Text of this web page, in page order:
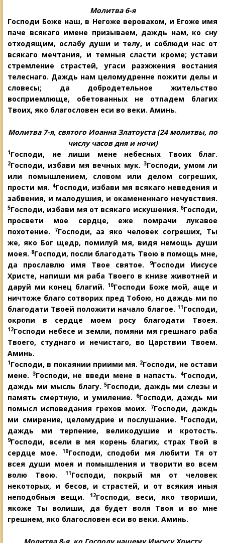
Молитва 6-я
Господи Боже наш, в Негоже веровахом, и Егоже имя
паче всякаго имене призываем, даждь нам, ко сну
отходящим, ослабу души и телу, и соблюди нас от
всякаго мечтания, и темныя сласти кроме; устави
стремление страстей, угаси разжжения востания
телеснаго. Даждь нам целомудренне пожити делы и
словесы; да добродетельное жительство
восприемлюще, обетованных не отпадем благих
Твоих, яко благословен еси во веки. Аминь.
Молитва 7-я, святого Иоанна Златоуста (24 молитвы, по
числу часов дня и ночи)
1Господи, не лиши мене небесных Твоих благ.
2Господи, избави мя вечных мук.3Господи, умом ли
или помышлением, словом или делом согреших,
прости мя. 4Господи, избави мя всякаго неведения и
забвения, и малодушия, и окамененнаго нечувствия.
5Господи, избави мя от всякаго искушения. 6Господи,
просвети мое сердце, еже помрачи лукавое
похотение.
7Господи, аз яко человек согреших, Ты
же, яко Бог щедр, помилуй мя, видя немощь души
моея. 8Господи, посли благодать Твою в помощь мне,
да прославлю имя Твое святое.
9Господи Иисусе
Христе, напиши мя раба Твоего в книзе животней и
даруй ми конец благий. 10Господи Боже мой, аще и
ничтоже благо сотворих пред Тобою, но даждь ми по
благодати Твоей положити начало благое. 11Господи,
окропи в сердце моем росу благодати Твоея.
12Господи небесе и земли, помяни мя грешнаго раба
Твоего, студнаго и нечистаго, во Царствии Твоем.
Аминь.
1Господи, в покаянии приими мя. 2Господи, не остави
мене. 3Господи, не введи мене в напасть. 4Господи,
даждь ми мысль благу. 5Господи, даждь ми слезы и
память смертную, и умиление.
6Господи, даждь ми
помысл исповедания грехов моих.
7Господи, даждь
ми смирение, целомудрие и послушание.
8Господи,
даждь ми терпение, великодушие и кротость.
9Господи, всели в мя корень благих, страх Твой в
сердце мое.
10Господи, сподоби мя любити Тя от
всея души моея и помышления и творити во всем
волю Твою.
11Господи, покрый мя от человек
некоторых, и бесов, и страстей, и от всякия иныя
неподобныя вещи.
12Господи, веси, яко твориши,
якоже Ты волиши, да будет воля Твоя и во мне
грешнем, яко благословен еси во веки. Аминь.